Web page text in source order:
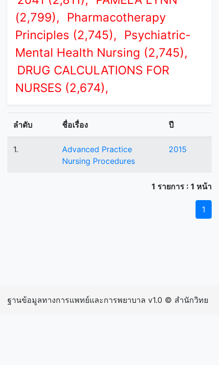
(2,799),
Pharmacotherapy
Principles (2,745),
Psychiatric-
Mental Health Nursing (2,745),
DRUG CALCULATIONS FOR
NURSES (2,674),
ลำดับ ชื่อเรื่อง ปี
1.
Advanced Practice
Nursing Procedures
2015
1 รายการ : 1 หน้า
1
ฐานข้อมูลทางการแพทย์และการพยาบาล v1.0 © สำนักวิทย